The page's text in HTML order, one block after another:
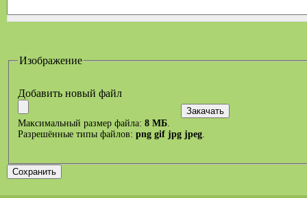
Изображение
Добавить новый файл
Максимальный размер файла: 8 МБ
Разрешённые типы файлов: png gif jpg jpeg